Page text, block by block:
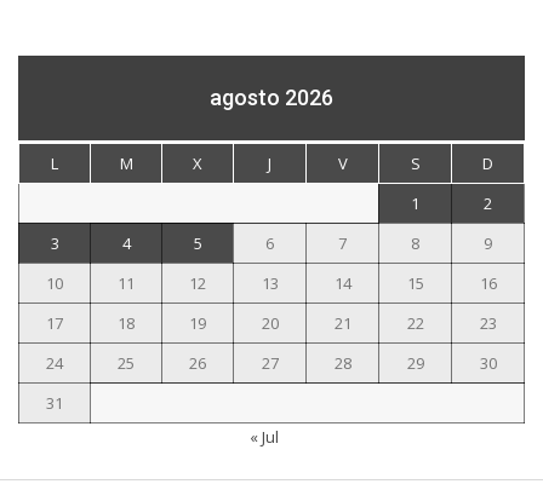
agosto 2026
L M X J V S
D
1
2
3
4 5 6 7 8
9
10
11 12 13 14 15
16
17
18 19 20 21 22
23
24
25 26 27 28 29
30
31
« Jul